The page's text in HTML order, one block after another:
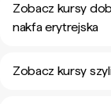
Zobacz kursy
nakfa erytrejska
Zobacz kursy